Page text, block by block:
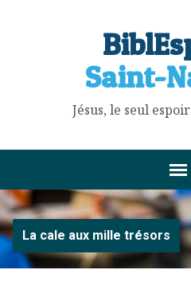
Saint-
Jésus, le seul
La cale aux mille trésors